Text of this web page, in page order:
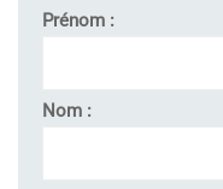
Prénom :
Nom :